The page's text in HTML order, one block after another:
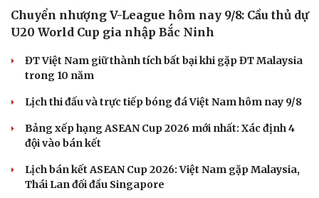
Chuyển nhượng V-League hôm nay 9/8: Cầu thủ dự
U20 World Cup gia nhập Bắc Ninh
ĐT Việt Nam giữ thành tích bất bại khi gặp ĐT Malaysia
trong 10 năm
Lịch thi đấu và trực tiếp bóng đá Việt Nam hôm nay 9/8
Bảng xếp hạng ASEAN Cup 2026 mới nhất: Xác định 4
đội vào bán kết
Lịch bán kết ASEAN Cup 2026: Việt Nam gặp Malaysia,
Thái Lan đối đầu Singapore